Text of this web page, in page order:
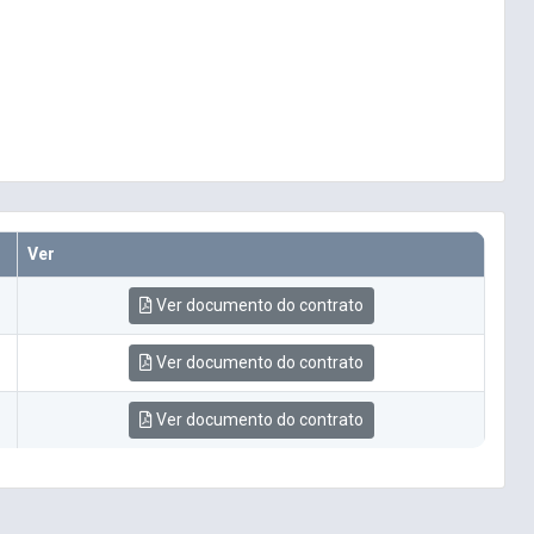
Ver
Ver documento do contrato
Ver documento do contrato
Ver documento do contrato